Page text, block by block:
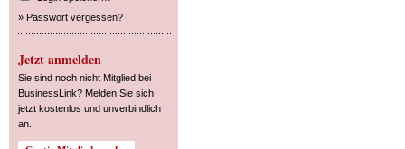
» Passwort vergessen?
Jetzt anmelden
Sie sind noch nicht Mitglied bei
BusinessLink? Melden Sie sich
jetzt kostenlos und unverbindlich
an.